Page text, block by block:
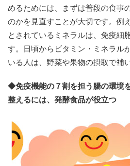
めるためには、まずは普段の食事
のかを見直すことが大切です。例
とされているミネラルは、免疫細
す。日頃からビタミン・ミネラル
いる人は、野菜や果物の摂取で補
◆免疫機能の７割を担う腸の環境
整えるには、発酵食品が役立つ